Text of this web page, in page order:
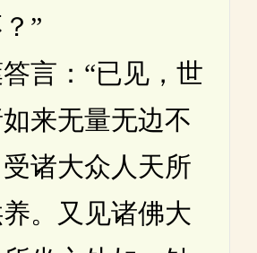
”
：“已见，世
来无量无边不
诸大众人天所
。又见诸佛大